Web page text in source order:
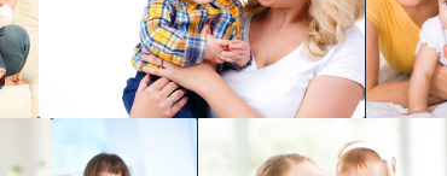
photo